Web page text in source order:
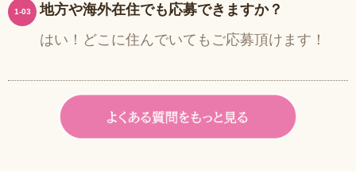
1-03
地方や海外在住でも応募できますか？
はい！どこに住んでいてもご応募頂けます！